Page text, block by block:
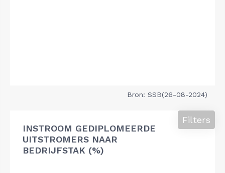
Bron: SSB(26-08-2024)
INSTROOM GEDIPLOMEERDE
UITSTROMERS NAAR
BEDRIJFSTAK (%)
Filters